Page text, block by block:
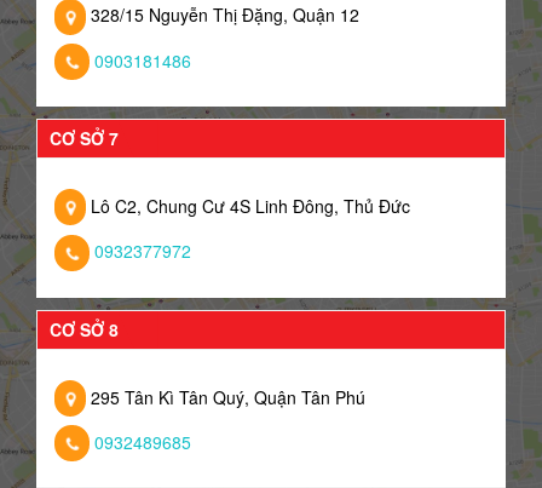
328/15 Nguyễn Thị Đặng, Quận 12
0903181486
CƠ SỞ 7
Lô C2, Chung Cư 4S Linh Đông, Thủ Đức
0932377972
CƠ SỞ 8
295 Tân Kì Tân Quý, Quận Tân Phú
0932489685